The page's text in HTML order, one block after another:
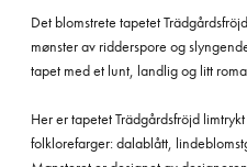
Det blomstrete tapetet
mønster av ridderspore og
tapet med et lunt, landlig og litt
Her er tapetet Trädgårdsfröjd
folklorefarger: dalablått,